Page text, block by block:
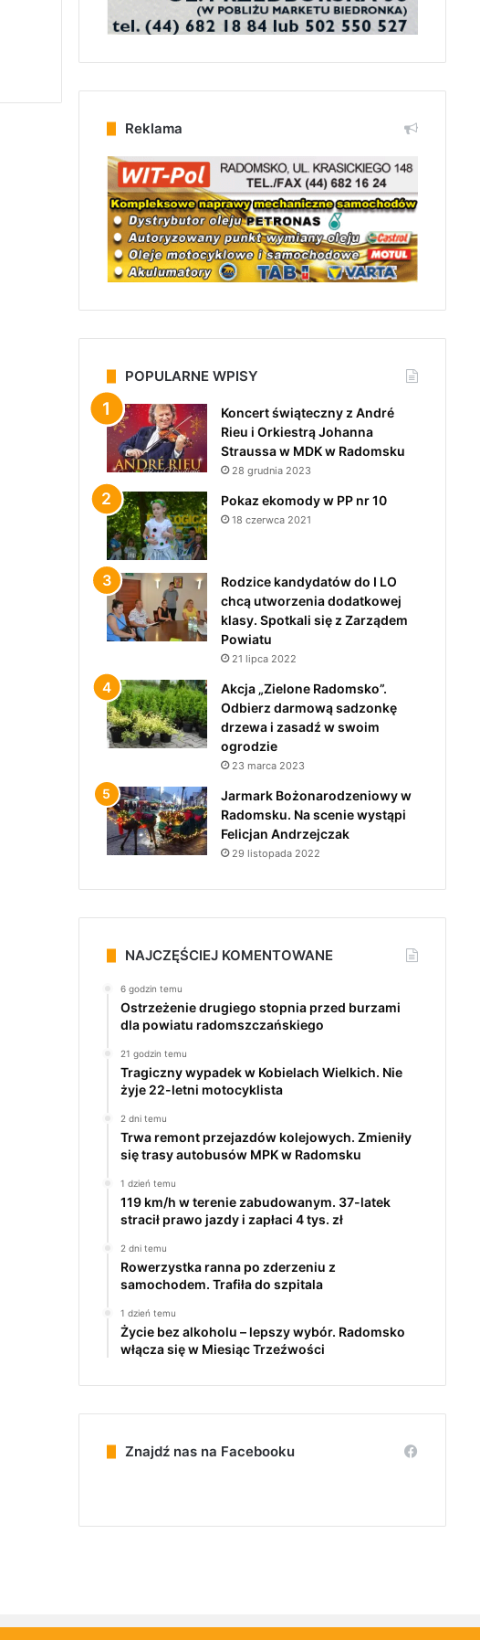
Reklama
POPULARNE WPISY
Koncert świąteczny z André
Rieu i Orkiestrą Johanna
Straussa w MDK w Radomsku
28 grudnia 2023
Pokaz ekomody w PP nr 10
18 czerwca 2021
Rodzice kandydatów do I LO
chcą utworzenia dodatkowej
klasy. Spotkali się z Zarządem
Powiatu
21 lipca 2022
Akcja „Zielone Radomsko”.
Odbierz darmową sadzonkę
drzewa i zasadź w swoim
ogrodzie
23 marca 2023
Jarmark Bożonarodzeniowy w
Radomsku. Na scenie wystąpi
Felicjan Andrzejczak
29 listopada 2022
NAJCZĘŚCIEJ KOMENTOWANE
6 godzin temu
Ostrzeżenie drugiego stopnia przed burzami
dla powiatu radomszczańskiego
21 godzin temu
Tragiczny wypadek w Kobielach Wielkich. Nie
żyje 22-letni motocyklista
2 dni temu
Trwa remont przejazdów kolejowych. Zmieniły
się trasy autobusów MPK w Radomsku
1 dzień temu
119 km/h w terenie zabudowanym. 37-latek
stracił prawo jazdy i zapłaci 4 tys. zł
2 dni temu
Rowerzystka ranna po zderzeniu z
samochodem. Trafiła do szpitala
1 dzień temu
Życie bez alkoholu – lepszy wybór. Radomsko
włącza się w Miesiąc Trzeźwości
Znajdź nas na Facebooku